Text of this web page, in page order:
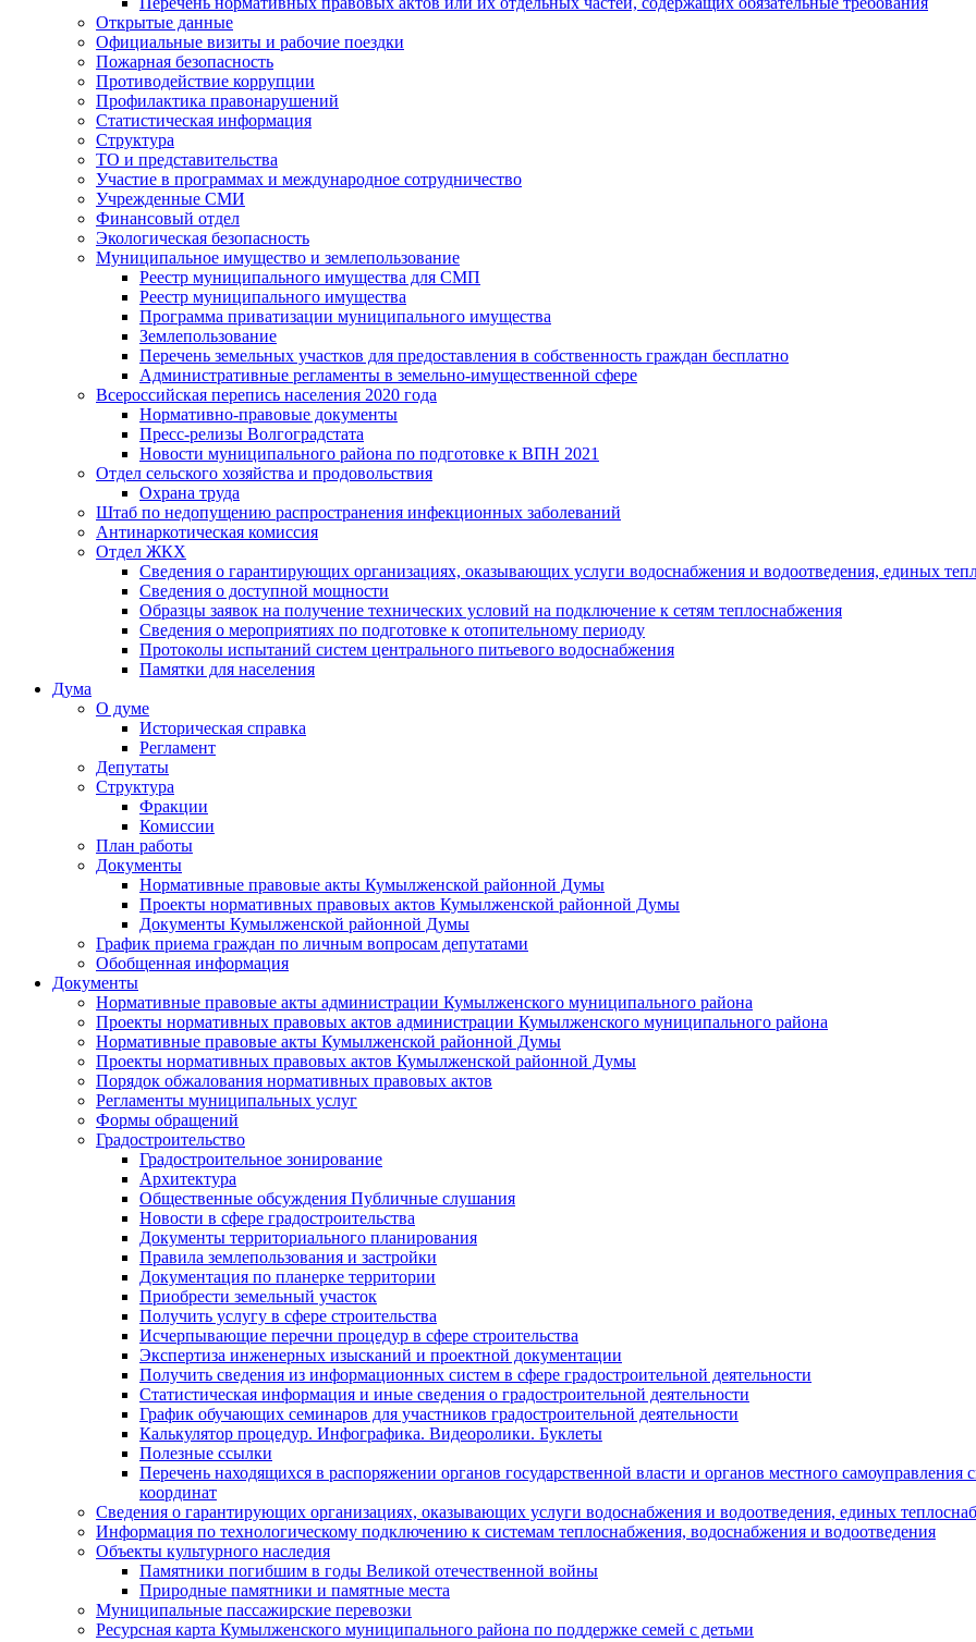
Открытые данные
Официальные визиты и рабочие поездки
Пожарная безопасность
Противодействие коррупции
Профилактика правонарушений
Статистическая информация
Структура
ТО и представительства
Участие в программах и международное сотрудничество
Учрежденные СМИ
Финансовый отдел
Экологическая безопасность
Муниципальное имущество и землепользование
Реестр муниципального имущества для СМП
Реестр муниципального имущества
Программа приватизации муниципального имущества
Землепользование
Перечень земельных участков для предоставления в собственность граждан бесплатно
Административные регламенты в земельно-имущественной сфере
Всероссийская перепись населения 2020 года
Нормативно-правовые документы
Пресс-релизы Волгоградстата
Новости муниципального района по подготовке к ВПН 2021
Отдел сельского хозяйства и продовольствия
Охрана труда
Штаб по недопущению распространения инфекционных заболеваний
Антинаркотическая комиссия
Отдел ЖКХ
Сведения о гарантирующих организациях, оказывающих услуги водоснабжения и водоотведения, единых
Сведения о доступной мощности
Образцы заявок на получение технических условий на подключение к сетям теплоснабжения
Сведения о мероприятиях по подготовке к отопительному периоду
Протоколы испытаний систем центрального питьевого водоснабжения
Памятки для населения
Дума
О думе
Историческая справка
Регламент
Депутаты
Структура
Фракции
Комиссии
План работы
Документы
Нормативные правовые акты Кумылженской районной Думы
Проекты нормативных правовых актов Кумылженской районной Думы
Документы Кумылженской районной Думы
График приема граждан по личным вопросам депутатами
Обобщенная информация
Документы
Нормативные правовые акты администрации Кумылженского муниципального района
Проекты нормативных правовых актов администрации Кумылженского муниципального района
Нормативные правовые акты Кумылженской районной Думы
Проекты нормативных правовых актов Кумылженской районной Думы
Порядок обжалования нормативных правовых актов
Регламенты муниципальных услуг
Формы обращений
Градостроительство
Градостроительное зонирование
Архитектура
Общественные обсуждения Публичные слушания
Новости в сфере градостроительства
Документы территориального планирования
Правила землепользования и застройки
Документация по планерке территории
Приобрести земельный участок
Получить услугу в сфере строительства
Исчерпывающие перечни процедур в сфере строительства
Экспертиза инженерных изысканий и проектной документации
Получить сведения из информационных систем в сфере градостроительной деятельности
Статистическая информация и иные сведения о градостроительной деятельности
График обучающих семинаров для участников градостроительной деятельности
Калькулятор процедур. Инфографика. Видеоролики. Буклеты
Полезные ссылки
Перечень находящихся в распоряжении органов государственной власти и органов местного
координат
Сведения о гарантирующих организациях, оказывающих услуги водоснабжения и водоотведения, единых
Информация по технологическому подключению к системам теплоснабжения, водоснабжения и водоотведения
Объекты культурного наследия
Памятники погибшим в годы Великой отечественной войны
Природные памятники и памятные места
Муниципальные пассажирские перевозки
Ресурсная карта Кумылженского муниципального района по поддержке семей с детьми